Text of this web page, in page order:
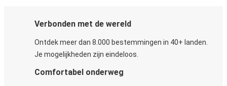
Verbonden met de wereld
Ontdek meer dan 8.000 bestemmingen in 40+ landen.
Je mogelijkheden zijn eindeloos.
Comfortabel onderweg